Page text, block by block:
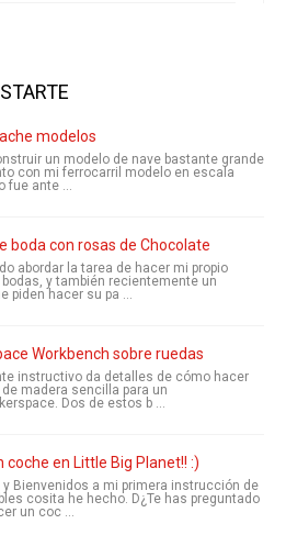
modelos
un modelo de nave bastante grande
con mi ferrocarril modelo en escala
fue ante ...
boda con rosas de Chocolate
abordar la tarea de hacer mi propio
y también recientemente un
piden hacer su pa ...
Workbench sobre ruedas
instructivo da detalles de cómo hacer
de madera sencilla para un
Dos de estos b ...
coche en Little Big Planet!! :)
y Bienvenidos a mi primera instrucción de
cosita he hecho. D¿Te has preguntado
un coc ...